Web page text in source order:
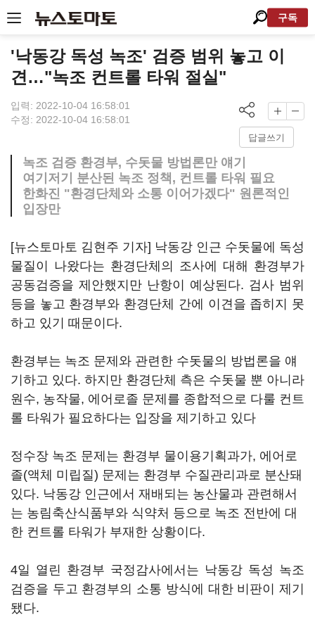
구독
'낙동강 독성 녹조' 검증 범위 놓고 이
견…"녹조 컨트롤 타워 절실"
입력: 2022-10-04 16:58:01
수정: 2022-10-04 16:58:01
답글쓰기
녹조 검증 환경부, 수돗물 방법론만 얘기
여기저기 분산된 녹조 정책, 컨트롤 타워 필요
한화진 "환경단체와 소통 이어가겠다" 원론적인
입장만
[뉴스토마토 김현주 기자] 낙동강 인근 수돗물에 독성
물질이 나왔다는 환경단체의 조사에 대해 환경부가
공동검증을 제안했지만 난항이 예상된다. 검사 범위
등을 놓고 환경부와 환경단체 간에 이견을 좁히지 못
하고 있기 때문이다.
환경부는 녹조 문제와 관련한 수돗물의 방법론을 얘
기하고 있다. 하지만 환경단체 측은 수돗물 뿐 아니라
원수, 농작물, 에어로졸 문제를 종합적으로 다룰 컨트
롤 타워가 필요하다는 입장을 제기하고 있다
정수장 녹조 문제는 환경부 물이용기획과가, 에어로
졸(액체 미립질) 문제는 환경부 수질관리과로 분산돼
있다. 낙동강 인근에서 재배되는 농산물과 관련해서
는 농림축산식품부와 식약처 등으로 녹조 전반에 대
한 컨트롤 타워가 부재한 상황이다.
4일 열린 환경부 국정감사에서는 낙동강 독성 녹조
검증을 두고 환경부의 소통 방식에 대한 비판이 제기
됐다.